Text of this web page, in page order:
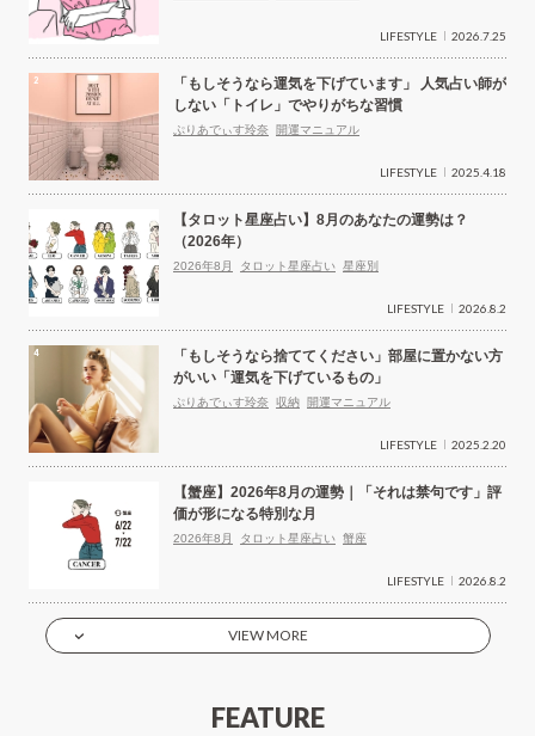
LIFESTYLE 2026.7.25
「もしそうなら運気を下げています」 人気占い師が
しない「トイレ」でやりがちな習慣
ぷりあでぃす玲奈 開運マニュアル
LIFESTYLE 2025.4.18
【タロット星座占い】8月のあなたの運勢は？
（2026年）
2026年8月 タロット星座占い 星座別
LIFESTYLE 2026.8.2
「もしそうなら捨ててください」部屋に置かない方
がいい「運気を下げているもの」
ぷりあでぃす玲奈 収納 開運マニュアル
LIFESTYLE 2025.2.20
【蟹座】2026年8月の運勢｜「それは禁句です」評
価が形になる特別な月
2026年8月 タロット星座占い 蟹座
LIFESTYLE 2026.8.2
VIEW MORE
FEATURE